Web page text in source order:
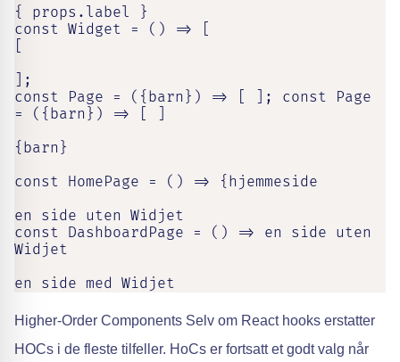
{ props.label }
const Widget = () => [
];
const Page = ({barn}) => [ ]; const Page
= ({barn}) => [ ]
{barn}
const HomePage = () => {hjemmeside
en side uten Widjet
const DashboardPage = () => en side uten
Widjet
en side med Widjet
Higher-Order Components Selv om React hooks erstatter
HOCs i de fleste tilfeller. HoCs er fortsatt et godt valg når